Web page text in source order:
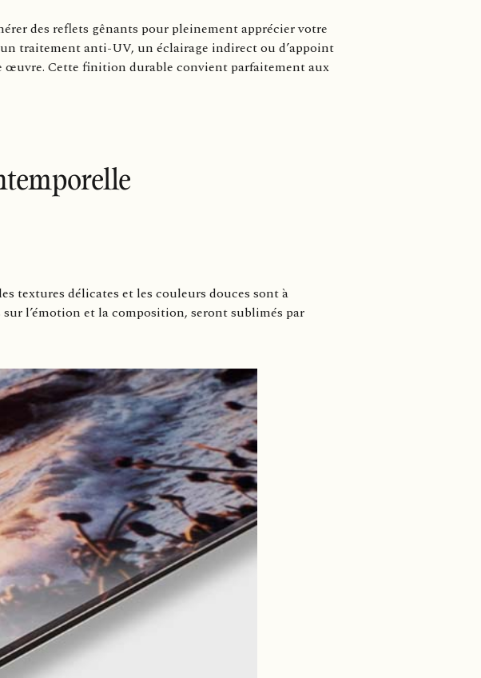
des reflets gênants pour pleinement apprécier votre
traitement anti-UV, un éclairage indirect ou d’appoint
œuvre. Cette finition durable convient parfaitement aux
textures délicates et les couleurs douces sont à
l’émotion et la composition, seront sublimés par